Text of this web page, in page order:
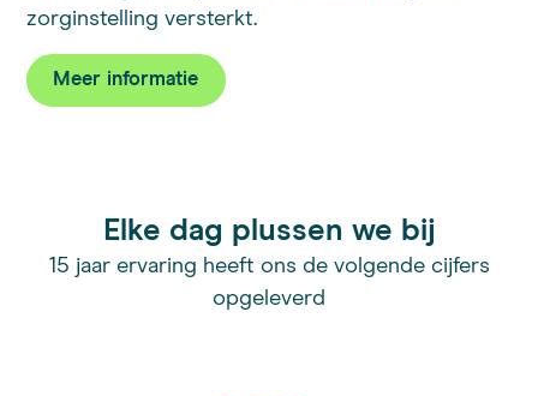
zorginstelling versterkt.
Meer informatie
Elke dag plussen we bij
15 jaar ervaring heeft ons de volgende cijfers
opgeleverd